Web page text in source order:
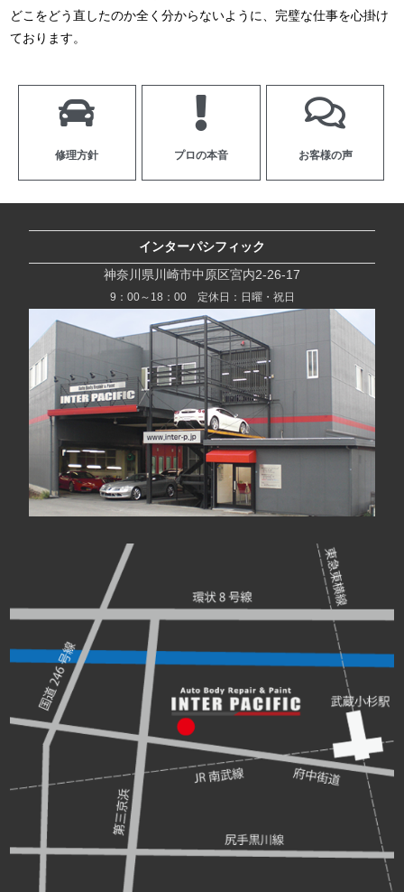
どこをどう直したのか全く分からないように、完璧な仕事を心掛け
ております。
修理方針 プロの本音 お客様の声
インターパシフィック
神奈川県川崎市中原区宮内2-26-17
9：00～18：00 定休日：日曜・祝日